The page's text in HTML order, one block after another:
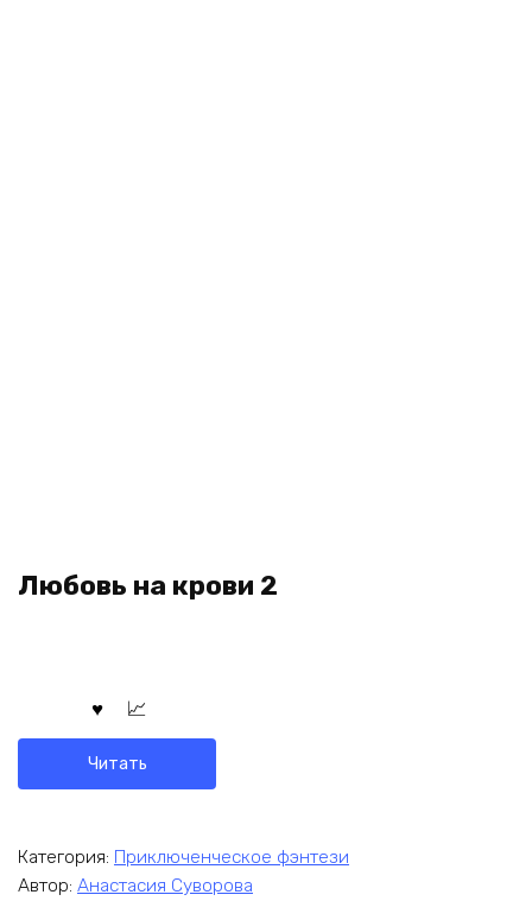
Любовь на крови 2
Читать
Категория: Приключенческое фэнтези
Автор: Анастасия Суворова